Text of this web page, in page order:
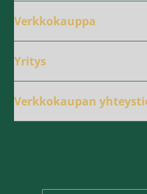
Verkkokauppa
Yritys
Verkkokaupan